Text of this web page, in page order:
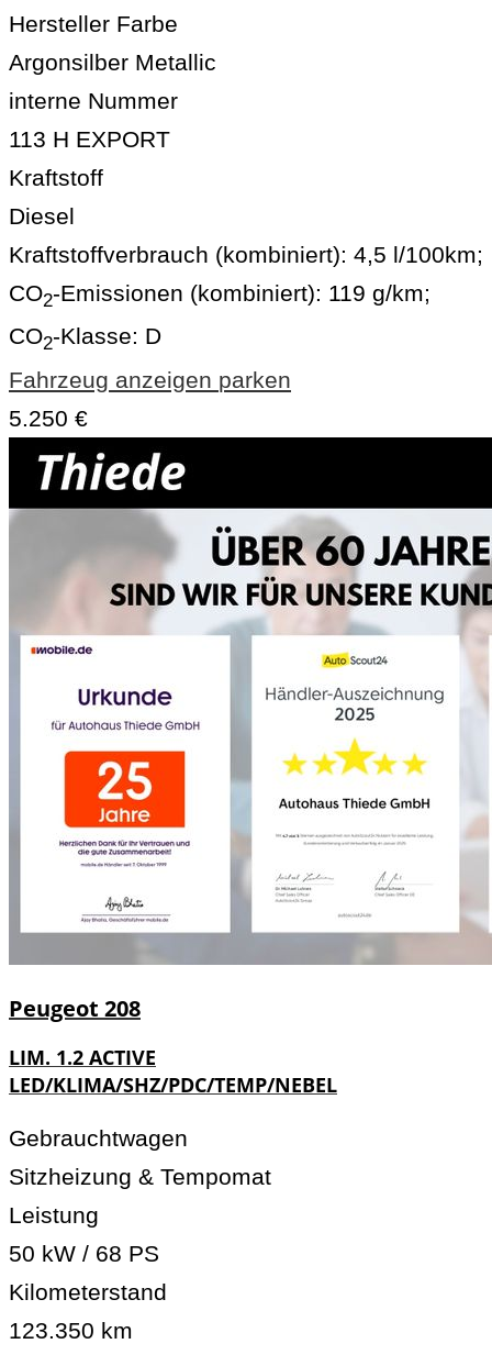
Hersteller Farbe
Argonsilber Metallic
interne Nummer
113 H EXPORT
Kraftstoff
Diesel
Kraftstoffverbrauch (kombiniert): 4,5 l/100km;
CO2-Emissionen (kombiniert): 119 g/km;
CO2-Klasse: D
Fahrzeug anzeigen parken
5.250 €
Peugeot 208
LIM. 1.2 ACTIVE
LED/KLIMA/SHZ/PDC/TEMP/NEBEL
Gebrauchtwagen
Sitzheizung & Tempomat
Leistung
50 kW / 68 PS
Kilometerstand
123.350 km